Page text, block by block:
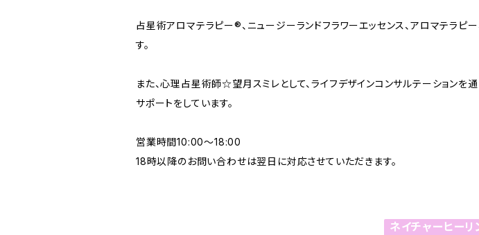
占星術アロマテラピー®︎、ニュージーランドフラワーエッセンス、アロマテラ
す。
また、心理占星術師☆望月スミレとして、ライフデザインコンサルテーションを
サポートをしています。
営業時間10:00〜18:00
18時以降のお問い合わせは翌日に対応させていただきます。
ネイチャーヒー